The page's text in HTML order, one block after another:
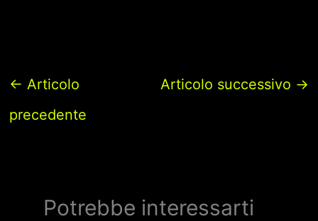
← Articolo
precedente
Articolo successivo →
Potrebbe interessarti